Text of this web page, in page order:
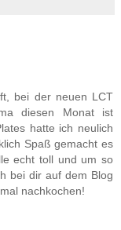
bei der neuen LCT
diesen Monat ist
hatte ich neulich
Spaß gemacht es
echt toll und um so
bei dir auf dem Blog
nachkochen!